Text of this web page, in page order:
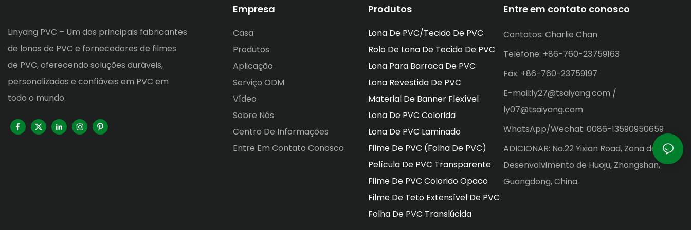
Linyang PVC – Um dos principais fabricantes
de lonas de PVC e fornecedores de filmes
de PVC, oferecendo soluções duráveis,
personalizadas e confiáveis ​​em PVC em
todo o mundo.
Empresa
Casa
Produtos
Aplicação
Serviço ODM
Vídeo
Sobre Nós
Centro De Informações
Entre Em Contato Conosco
Produtos
Lona De PVC/tecido De PVC
Rolo De Lona De Tecido De PVC
Lona Para Barraca De PVC
Lona Revestida De PVC
Material De Banner Flexível
Lona De PVC Colorida
Lona De PVC Laminado
Filme De PVC (Folha De PVC)
Película De PVC Transparente
Filme De PVC Colorido Opaco
Filme De Teto Extensível De PVC
Folha De PVC Translúcida
Entre em contato conosco
Contatos: Charlie Chan
Telefone: +86-760-23759163
Fax: +86-760-23759197
E-mail:ly27@tsaiyang.com /
ly07@tsaiyang.com
WhatsApp/Wechat: 0086-13590950659
ADICIONAR: No.22 Yixian Road, Zona de
Desenvolvimento de Huoju, Zhongshan,
Guangdong, China.